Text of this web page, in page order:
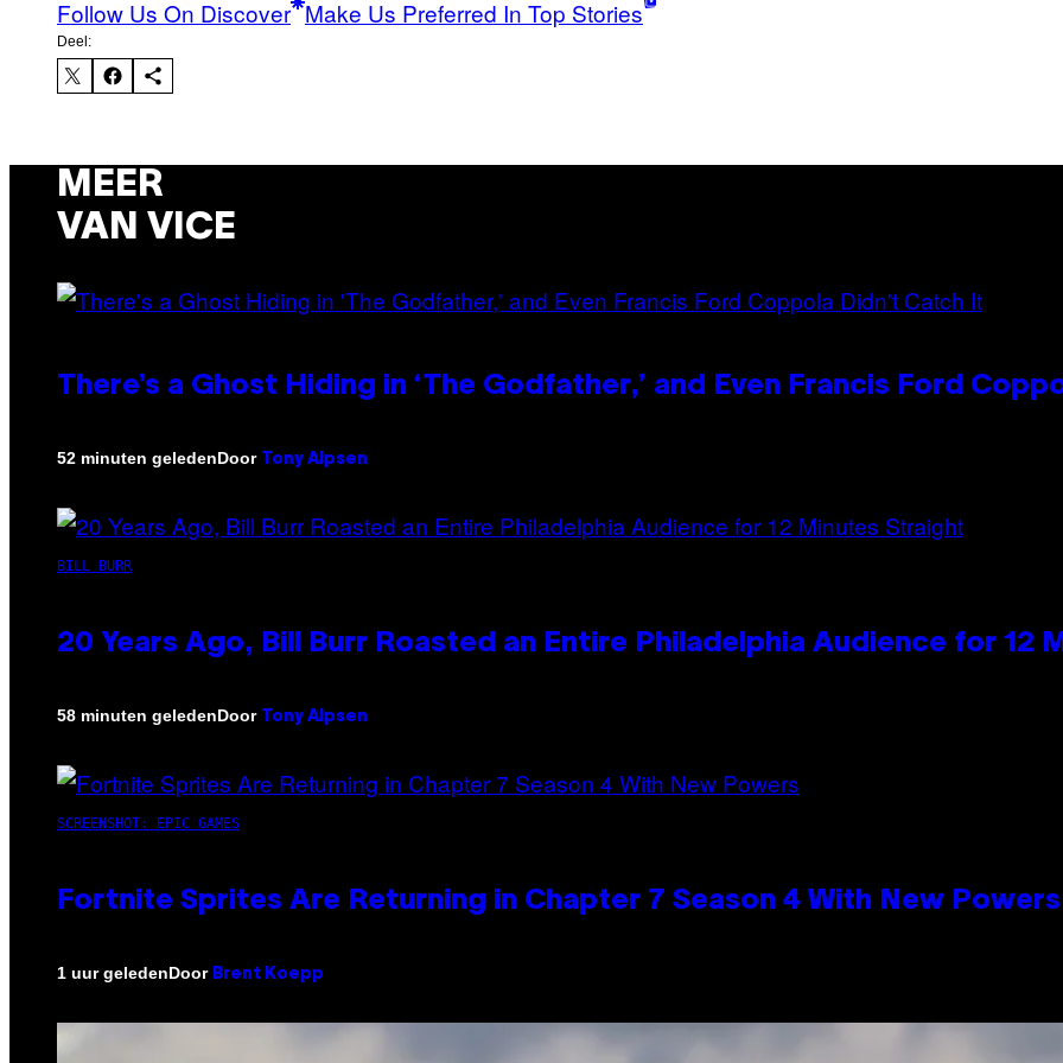
Follow Us On Discover Make Us Preferred In Top Stories
Deel:
MEER
VAN VICE
There’s a Ghost Hiding in ‘The Godfather,’ and Even Francis Ford
52 minuten geledenDoor Tony Alpsen
BILL BURR
20 Years Ago, Bill Burr Roasted an Entire Philadelphia Audience for 12
58 minuten geledenDoor Tony Alpsen
SCREENSHOT: EPIC GAMES
Fortnite Sprites Are Returning in Chapter 7 Season 4 With New Powers
1 uur geledenDoor Brent Koepp